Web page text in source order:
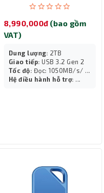
SDSSDE61-2T00-G25M
8,990,000đ (bao gồm
VAT)
Dung lượng: 2TB
Giao tiếp: USB 3.2 Gen 2
Tốc độ: Đọc: 1050MB/s/ ...
Hệ điều hành hỗ trợ: ...